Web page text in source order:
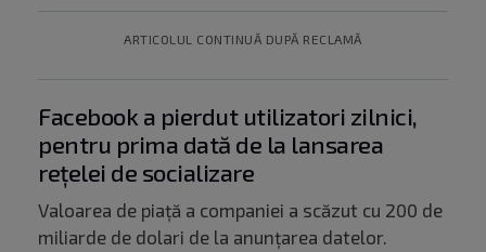
ARTICOLUL CONTINUĂ DUPĂ RECLAMĂ
Facebook a pierdut utilizatori zilnici,
pentru prima dată de la lansarea
rețelei de socializare
Valoarea de piață a companiei a scăzut cu 200 de
miliarde de dolari de la anunțarea datelor.